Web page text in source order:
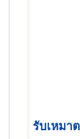
รับเหมา